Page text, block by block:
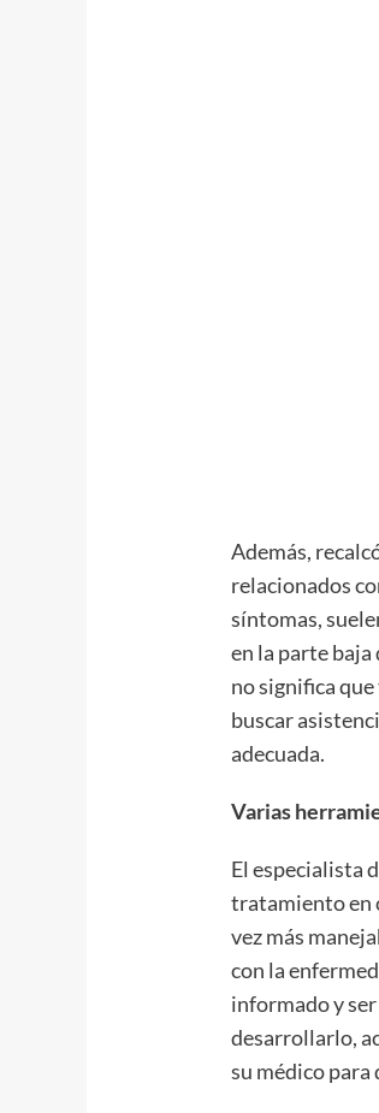
Además,
relacionados
síntomas,
en la parte baja
no significa
buscar
adecuada.
Varias
El especialista
tratamiento en
vez más
con la
informado y
desarrollarlo,
su médico